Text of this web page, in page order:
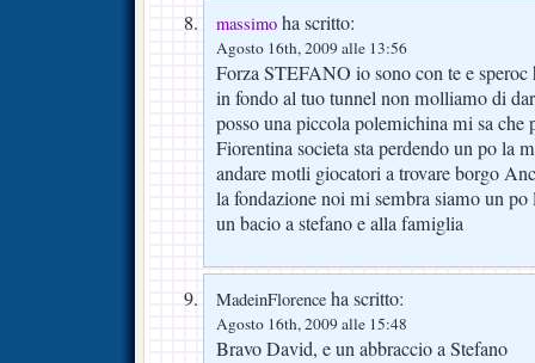
massimo ha scritto:
Agosto 16th, 2009 alle 13:56
Forza STEFANO io sono con te e
in fondo al tuo tunnel non molliamo di
posso una piccola polemichina mi sa che
Fiorentina societa sta perdendo un po la
andare motli giocatori a trovare borgo
la fondazione noi mi sembra siamo un po
un bacio a stefano e alla famiglia
MadeinFlorence ha scritto:
Agosto 16th, 2009 alle 15:48
Bravo David, e un abbraccio a Stefano